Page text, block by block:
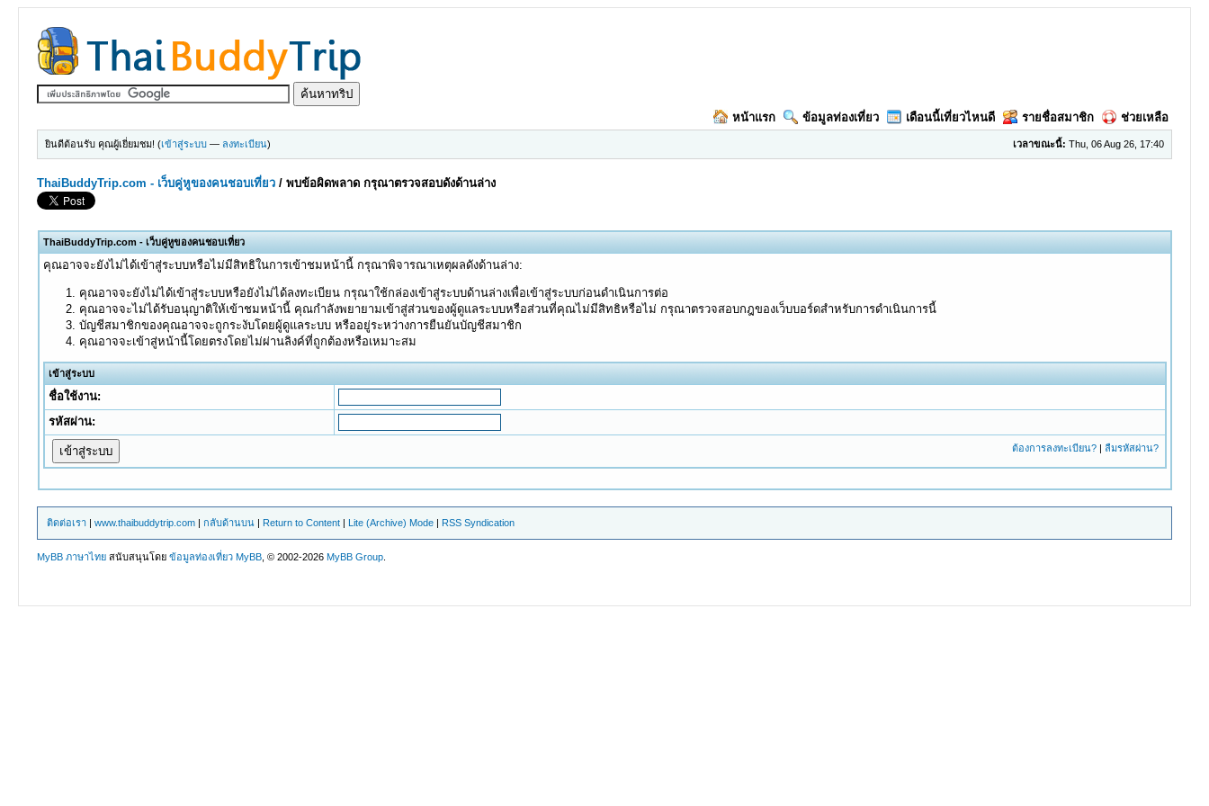
หน้าแรก ข้อมูลท่องเที่ยว เดือนนี้เที่ยวไหนดี รายชื่อสมาชิก ช่วยเหลือ
เวลาขณะนี้: Thu, 06 Aug 26, 17:40
ยินดีต้อนรับ คุณผู้เยี่ยมชม! (เข้าสู่ระบบ — ลงทะเบียน)
ThaiBuddyTrip.com - เว็บคู่หูของคนชอบเที่ยว /พบข้อผิดพลาด กรุณาตรวจสอบดังด้านล่าง
ThaiBuddyTrip.com - เว็บคู่หูของคนชอบเที่ยว
คุณอาจจะยังไม่ได้เข้าสู่ระบบหรือไม่มีสิทธิในการเข้าชมหน้านี้ กรุณาพิจารณาเหตุผลดังด้านล่าง:
คุณอาจจะยังไม่ได้เข้าสู่ระบบหรือยังไม่ได้ลงทะเบียน กรุณาใช้กล่องเข้าสู่ระบบด้านล่างเพื่อเข้าสู่ระบบก่อนดำเนินการต่อ
คุณอาจจะไม่ได้รับอนุญาติให้เข้าชมหน้านี้ คุณกำลังพยายามเข้าสู่ส่วนของผู้ดูแลระบบหรือส่วนที่คุณไม่มีสิทธิหรือไม่ กรุณาตรวจสอบกฎของเว็บบอร์ดสำหรับการดำเนินการนี้
บัญชีสมาชิกของคุณอาจจะถูกระงับโดยผู้ดูแลระบบ หรืออยู่ระหว่างการยืนยันบัญชีสมาชิก
คุณอาจจะเข้าสู่หน้านี้โดยตรงโดยไม่ผ่านลิงค์ที่ถูกต้องหรือเหมาะสม
เข้าสู่ระบบ
ชื่อใช้งาน:
รหัสผ่าน:
ต้องการลงทะเบียน?| ลืมรหัสผ่าน?
ติดต่อเรา |www.thaibuddytrip.com |กลับด้านบน | Return to Content | Lite (Archive) Mode | RSS Syndication
MyBB ภาษาไทย สนับสนุนโดยข้อมูลท่องเที่ยว MyBB , © 2002-2026MyBB Group